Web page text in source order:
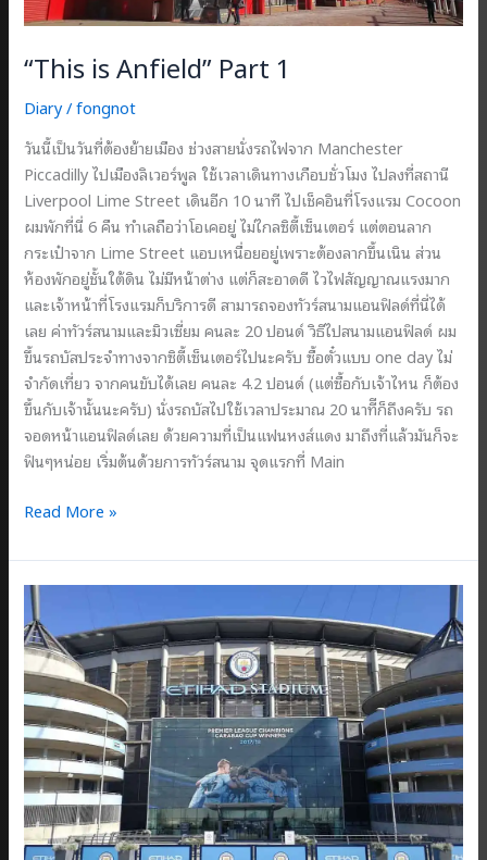
“This is Anfield” Part 1
Diary/fongnot
วันนี้เป็นวันที่ต้องย้ายเมือง ช่วงสายนั่งรถไฟจาก Manchester
Piccadilly ไปเมืองลิเวอร์พูล ใช้เวลาเดินทางเกือบชั่วโมง ไปลงที่สถานี
Liverpool Lime Street เดินอีก 10 นาที ไปเช็คอินที่โรงแรม Cocoon
ผมพักที่นี่ 6 คืน ทำเลถือว่าโอเคอยู่ ไม่ไกลซิตี้เซ็นเตอร์ แต่ตอนลาก
กระเป๋าจาก Lime Street แอบเหนื่อยอยู่เพราะต้องลากขึ้นเนิน ส่วน
ห้องพักอยู่ชั้นใต้ดิน ไม่มีหน้าต่าง แต่ก็สะอาดดี ไวไฟสัญญาณแรงมาก
และเจ้าหน้าที่โรงแรมก็บริการดี สามารถจองทัวร์สนามแอนฟิลด์ที่นี่ได้
เลย ค่าทัวร์สนามและมิวเซี่ยม คนละ 20 ปอนด์ วิธีไปสนามแอนฟิลด์ ผม
ขึ้นรถบัสประจำทางจากซิตี้เซ็นเตอร์ไปนะครับ ซื้อตั๋วแบบ one day ไม่
จำกัดเที่ยว จากคนขับได้เลย คนละ 4.2 ปอนด์ (แต่ซื้อกับเจ้าไหน ก็ต้อง
ขึ้นกับเจ้านั้นนะครับ) นั่งรถบัสไปใช้เวลาประมาณ 20 นาทีีก็ถึงครับ รถ
จอดหน้าแอนฟิลด์เลย ด้วยความที่เป็นแฟนหงส์แดง มาถึงที่แล้วมันก็จะ
ฟินๆหน่อย เริ่มต้นด้วยการทัวร์สนาม จุดแรกที่ Main
“This
Anfield”
Part
1
Read More »